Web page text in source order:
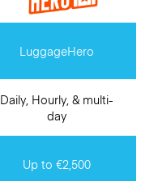
LuggageHero
Daily, Hourly, & multi-
day
Up to €2,500